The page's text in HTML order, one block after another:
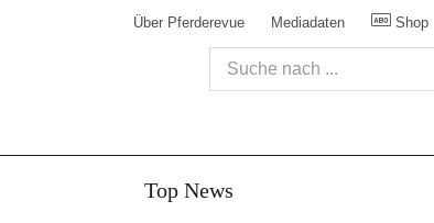
Über Pferderevue Mediadaten Shop
Top News